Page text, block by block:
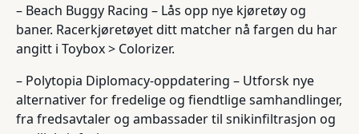
– Beach Buggy Racing – Lås opp nye kjøretøy og
baner. Racerkjøretøyet ditt matcher nå fargen du har
angitt i Toybox > Colorizer.
– Polytopia Diplomacy-oppdatering – Utforsk nye
alternativer for fredelige og fiendtlige samhandlinger,
fra fredsavtaler og ambassader til snikinfiltrasjon og